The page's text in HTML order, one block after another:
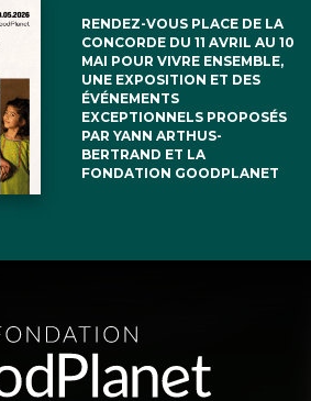
RENDEZ-VOUS PLACE DE LA
CONCORDE DU 11 AVRIL AU 10
MAI POUR VIVRE ENSEMBLE,
UNE EXPOSITION ET DES
ÉVÉNEMENTS
EXCEPTIONNELS PROPOSÉS
PAR YANN ARTHUS-
BERTRAND ET LA
FONDATION GOODPLANET